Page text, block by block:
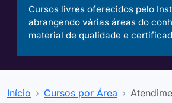
Cursos livres oferecidos pelo
abrangendo várias áreas do
material de qualidade e
Início Cursos por Área